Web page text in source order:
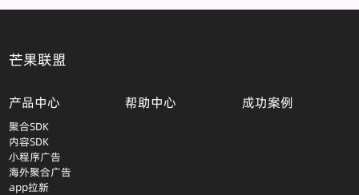
芒果联盟
产品中心
聚合SDK
内容SDK
小程序广告
海外聚合广告
app拉新
帮助中心 成功案例